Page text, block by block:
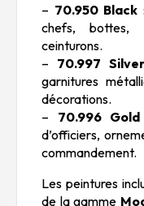
– 70.950 Black
chefs, bottes,
ceinturons.
– 70.997 Silver
garnitures
décorations.
– 70.996 Gold
d’officiers,
commandement.
Les peintures
de la gamme